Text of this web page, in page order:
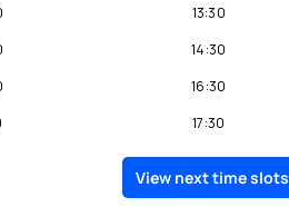
13:30
14:30
16:30
17:30
18:30
19:30
View next time slots